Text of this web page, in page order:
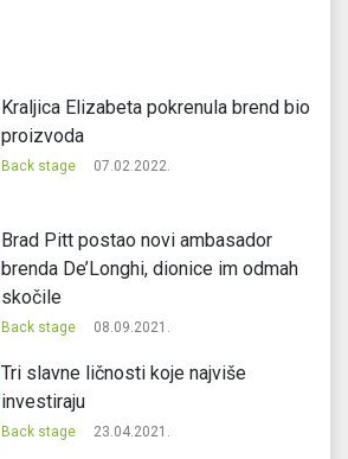
Kraljica Elizabeta pokrenula brend bio
proizvoda
Back stage 07.02.2022.
Brad Pitt postao novi ambasador
brenda De’Longhi, dionice im odmah
skočile
Back stage 08.09.2021.
Tri slavne ličnosti koje najviše
investiraju
Back stage 23.04.2021.